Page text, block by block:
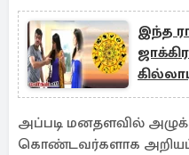
இந்த
அப்படி மனதளவில்
கொண்டவர்களாக